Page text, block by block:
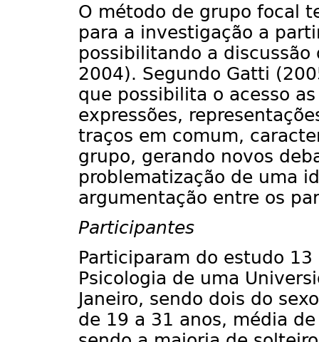
O método de grupo focal
para a investigação a
possibilitando a
2004). Segundo Gatti
que possibilita o acesso
expressões,
traços em comum,
grupo, gerando novos
problematização de uma
argumentação entre os
Participantes
Participaram do estudo
Psicologia de uma
Janeiro, sendo dois do
de 19 a 31 anos, média